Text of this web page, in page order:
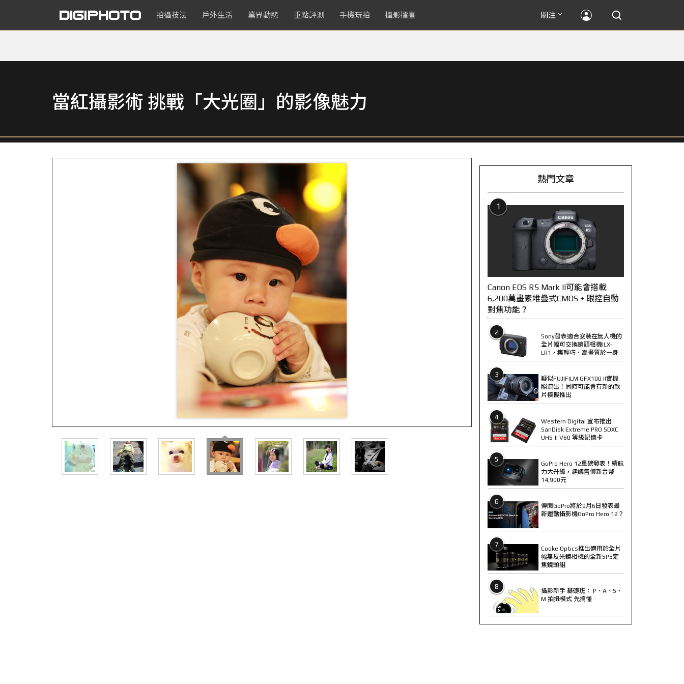
拍攝技法 戶外生活 業界動態 重點評測 手機玩拍 攝影擂臺 關注
當紅攝影術 挑戰「大光圈」的影像魅力
熱門文章
1
Canon EOS R5 Mark II可能會搭載
6,200萬畫素堆疊式CMOS + 眼控自動
對焦功能？
2
Sony發表適合安裝在無人機的
全片幅可交換鏡頭相機ILX-
LR1，集輕巧、高畫質於一身
3
疑似FUJIFILM GFX100 II實機
照流出！同時可能會有新的軟
片模擬推出
4
Western Digital 宣布推出
SanDisk Extreme PRO SDXC
UHS-II V60 等級記憶卡
5
GoPro Hero 12重磅發表！續航
力大升級，建議售價新台幣
14,900元
6
傳聞GoPro將於9月6日發表最
新運動攝影機GoPro Hero 12？
7
Cooke Optics推出適用於全片
幅無反光鏡相機的全新SP3定
焦鏡頭組
8
攝影新手 基礎班： P、A、S、
M 拍攝模式 先搞懂